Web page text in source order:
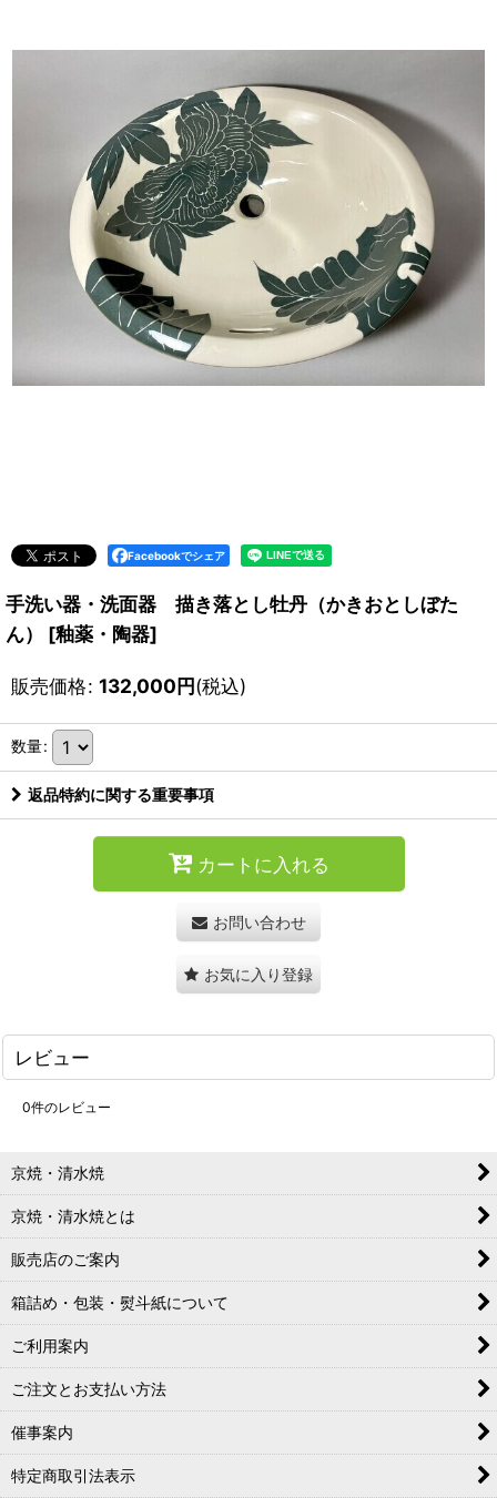
Facebookでシェア
手洗い器・洗面器 描き落とし牡丹（かきおとしぼた
ん）
[釉薬・陶器]
販売価格: 132,000円(税込)
数量:
返品特約に関する重要事項
カートに入れる
お問い合わせ
お気に入り登録
レビュー
0件のレビュー
京焼・清水焼
京焼・清水焼とは
販売店のご案内
箱詰め・包装・熨斗紙について
ご利用案内
ご注文とお支払い方法
催事案内
特定商取引法表示